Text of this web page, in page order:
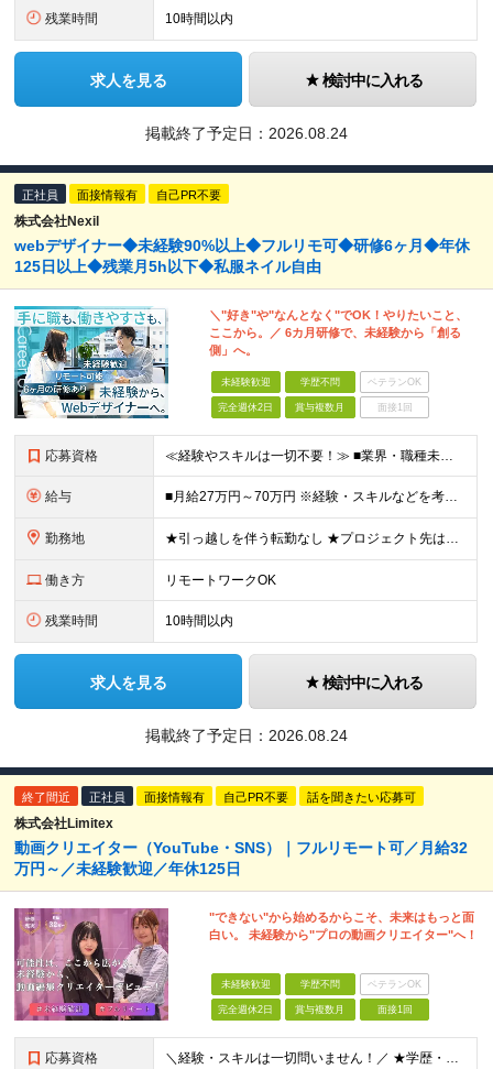
残業時間 10時間以内
求人を見る 検討中に入れる
掲載終了予定日： 2026.08.24
正社員 面接情報有 自己PR不要
株式会社Nexil
webデザイナー◆未経験90%以上◆フルリモ可◆研修6ヶ月◆年休
125日以上◆残業月5h以下◆私服ネイル自由
＼"好き"や"なんとなく"でOK！やりたいこと、
ここから。／ 6カ月研修で、未経験から「創る
側」へ。
未経験歓迎 学歴不問 ベテランOK
完全週休2日 賞与複数月 面接1回
応募資格 ≪経験やスキルは一切不要！≫ ■業界・職種未経験OK ■第二新卒歓迎 ■学歴不問 ■35歳以下の方（※若年層の長期キャリア形成を図るため） ＼こんな方は、Nexilにぴったりです／ □「やりたいこと
給与 ■月給27万円～70万円 ※経験・スキルなどを考慮して決定します。 ※上記金額には固定残業代（月15時間相当分／26,300円～73,500円）を含みます。 超過分は別途支給します。 ★最大200万
勤務地 ★引っ越しを伴う転勤なし ★プロジェクト先は希望やスキルを考慮して決定 本社もしくは東京23区を中心とした 神奈川・千葉・埼玉の各プロジェクト先の勤務となります。 【東京本社】 東京都渋谷区渋谷2
働き方 リモートワークOK
残業時間 10時間以内
求人を見る 検討中に入れる
掲載終了予定日： 2026.08.24
終了間近 正社員 面接情報有 自己PR不要 話を聞きたい応募可
株式会社Limitex
動画クリエイター（YouTube・SNS）｜フルリモート可／月給32
万円～／未経験歓迎／年休125日
"できない"から始めるからこそ、未来はもっと面
白い。 未経験から"プロの動画クリエイター"へ！
未経験歓迎 学歴不問 ベテランOK
完全週休2日 賞与複数月 面接1回
応募資格 ＼経験・スキルは一切問いません！／ ★学歴・職歴不問 ★未経験・第二新卒歓迎！ ★正社員デビューも応援します！